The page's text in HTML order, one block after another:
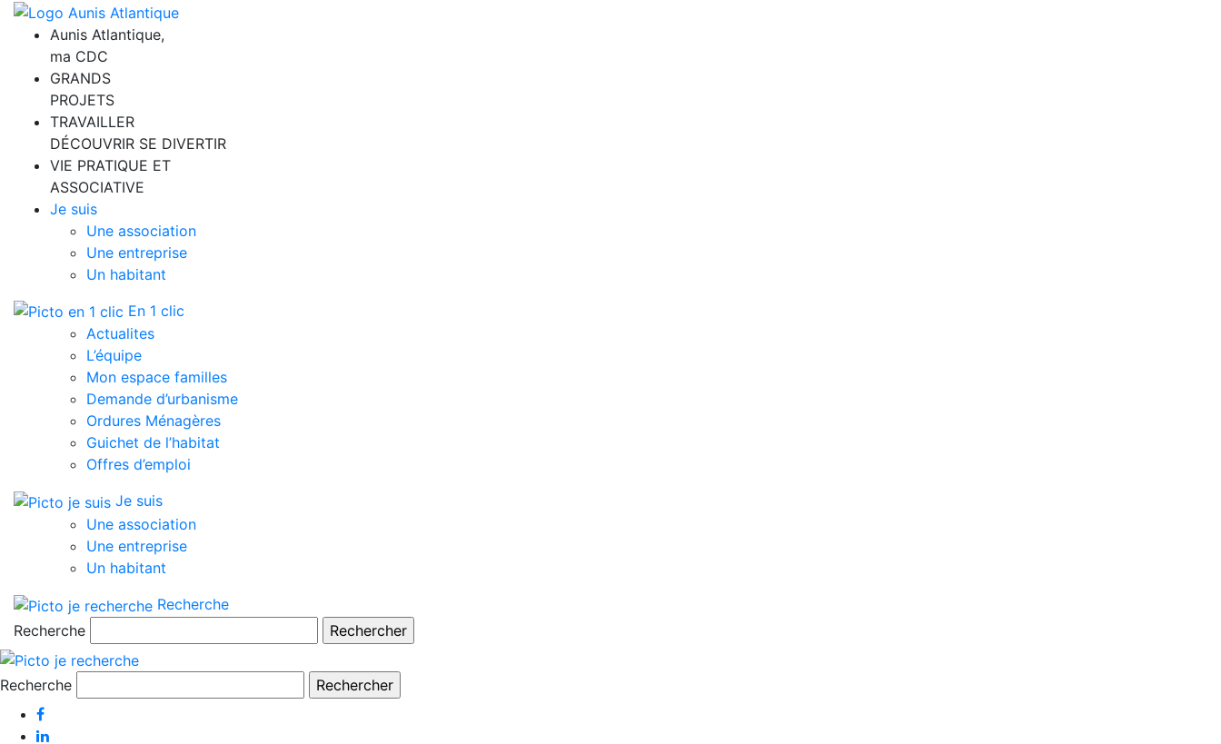
Aunis Atlantique,
ma CDC
GRANDS
PROJETS
TRAVAILLER
DÉCOUVRIR SE DIVERTIR
VIE PRATIQUE ET
ASSOCIATIVE
Je suis
Une association
Une entreprise
Un habitant
En 1 clic
Actualites
L’équipe
Mon espace familles
Demande d’urbanisme
Ordures Ménagères
Guichet de l’habitat
Offres d’emploi
Je suis
Une association
Une entreprise
Un habitant
Recherche
Recherche
Recherche